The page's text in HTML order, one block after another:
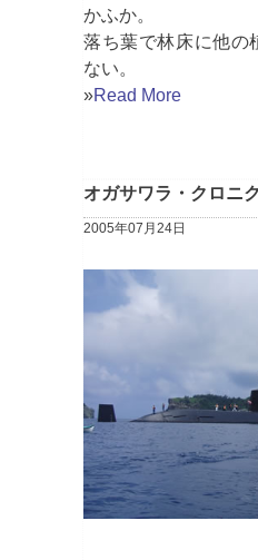
かふか。
落ち葉で林床に他の
ない。
»Read More
オガサワラ・クロ
2005年07月24日